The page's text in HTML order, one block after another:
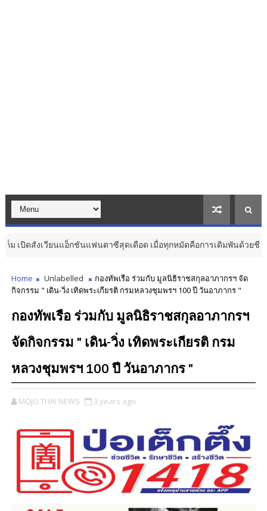
อ็กชันแฟนตาซีสุดเดือด เมื่อทุกหมัดคือการเดิมพันด้วยชีวิต ... วัฒนธรรม
Home Unlabelled
กองทัพเรือ ร่วมกับ มูลนิธิราชสกุลอาภากรฯ จัด
กิจกรรม " เดิน-วิ่ง เทิดพระเกียรติ กรมหลวงชุมพรฯ 100 ปี วันอาภากร "
กองทัพเรือ ร่วมกับ มูลนิธิราชสกุลอาภากรฯ
จัดกิจกรรม " เดิน-วิ่ง เทิดพระเกียรติ กรม
หลวงชุมพรฯ 100 ปี วันอาภากร "
MOJO THAI NEWS 3 years ago